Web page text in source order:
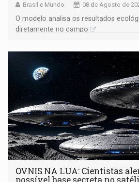
Brasil e Mundo 08 de Agosto de
O modelo analisa os resultados
diretamente no campo
OVNIS NA LUA: Cientistas
possível base secreta no